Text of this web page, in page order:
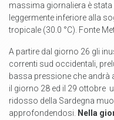
massima giornaliera è stata
leggermente inferiore alla
tropicale (30.0 °C). Fonte
A partire dal giorno 26 gli
correnti sud occidentali,
bassa pressione che andrà
il giorno 28 ed il 29 ottobre
ridosso della Sardegna
approfondendosi.
Nella